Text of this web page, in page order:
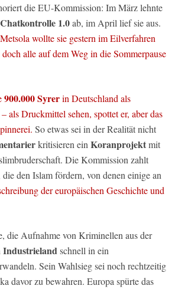
die EU-Kommission: Im März lehnte
Chatkontrolle 1.0ab, im April lief sie aus.
wollte sie gestern im Eilverfahren
alle auf dem Weg in die Sommerpause
900.000 Syrerin Deutschland als
als Druckmittel sehen, spottet er, aber das
So etwas sei in der Realität nicht
kritisieren ein Koranprojektmit
Die Kommission zahlt
den Islam fördern, von denen einige an
der europäischen Geschichte und
die Aufnahme von Kriminellen aus der
Industrielandschnell in ein
Sein Wahlsieg sei noch rechtzeitig
davor zu bewahren. Europa spürte das